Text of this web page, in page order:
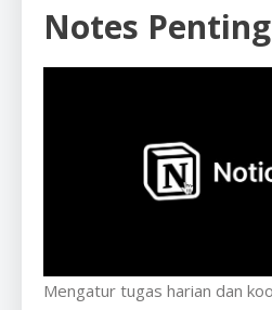
Notes Penting
Mengatur tugas harian dan